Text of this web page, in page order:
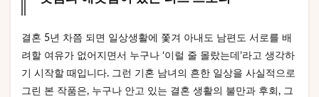
결혼 5년 차쯤 되면 일상생활에 쫓겨 아내도 남편도 서로를 배
려할 여유가 없어지면서 누구나 ‘이럴 줄 몰랐는데’라고 생각하
기 시작할 때입니다. 그런 기혼 남녀의 흔한 일상을 사실적으로
그린 본 작품은, 누구나 안고 있는 결혼 생활의 불만과 후회, 그